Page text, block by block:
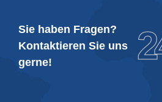
Sie haben Fragen?
Kontaktieren Sie uns
gerne!